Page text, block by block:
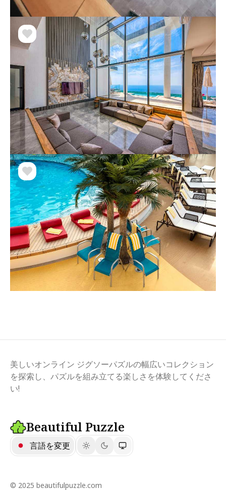
美しいオンライン ジグソーパズルの幅広いコレクション
を探索し、パズルを組み立てる楽しさを体験してくださ
い!
Beautiful Puzzle
言語を変更
© 2025 beautifulpuzzle.com